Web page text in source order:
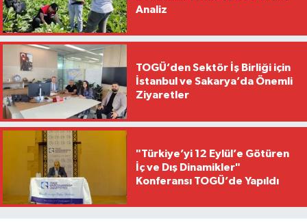
Analiz
TOGÜ’den Sektör İş Birliği için
İstanbul ve Sakarya’da Önemli
Ziyaretler
"Türkiye’yi 12 Eylül’e Götüren
İç ve Dış Dinamikler"
Konferansı TOGÜ’de Yapıldı